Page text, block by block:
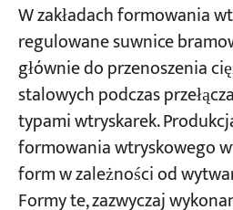
W zakładach formowania
regulowane suwnice
głównie do przenoszenia
stalowych podczas
typami wtryskarek.
formowania wtryskowego
form w zależności od
Formy te, zazwyczaj